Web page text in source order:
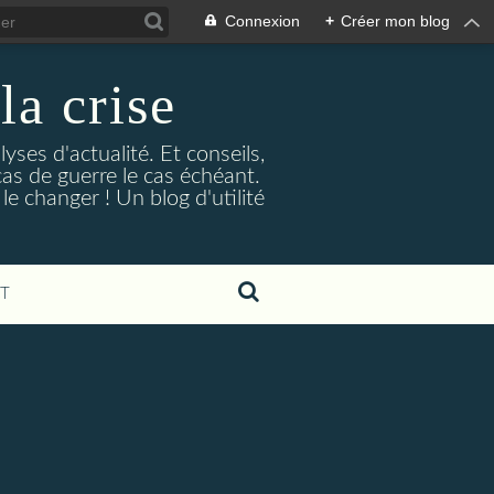
Connexion + Créer mon blog
crise
d'actualité. Et conseils,
de guerre le cas échéant.
changer ! Un blog d'utilité